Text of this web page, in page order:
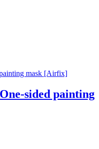
sided painting